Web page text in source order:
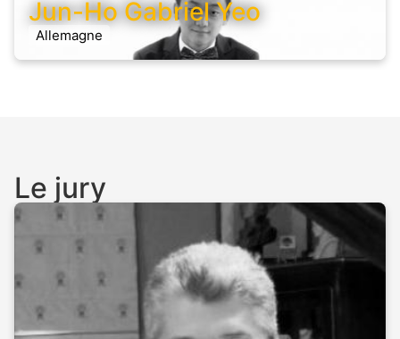
Jun-Ho Gabriel Yeo
Allemagne
Le jury